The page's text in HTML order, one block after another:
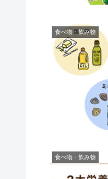
食べ物・飲み物
食べ物・飲み物